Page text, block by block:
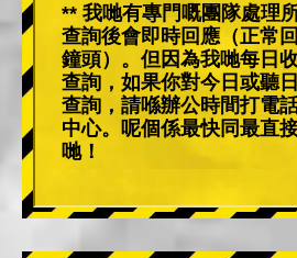
** 我哋有專門嘅團隊處理
查詢後會即時回應（正常
鐘頭）。但因為我哋每日
查詢，如果你對今日或聽
查詢，請喺辦公時間打電
中心。呢個係最快同最直
哋！